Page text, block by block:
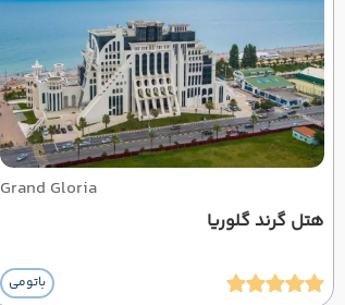
Grand Gloria
هتل گرند گلوریا
باتومی